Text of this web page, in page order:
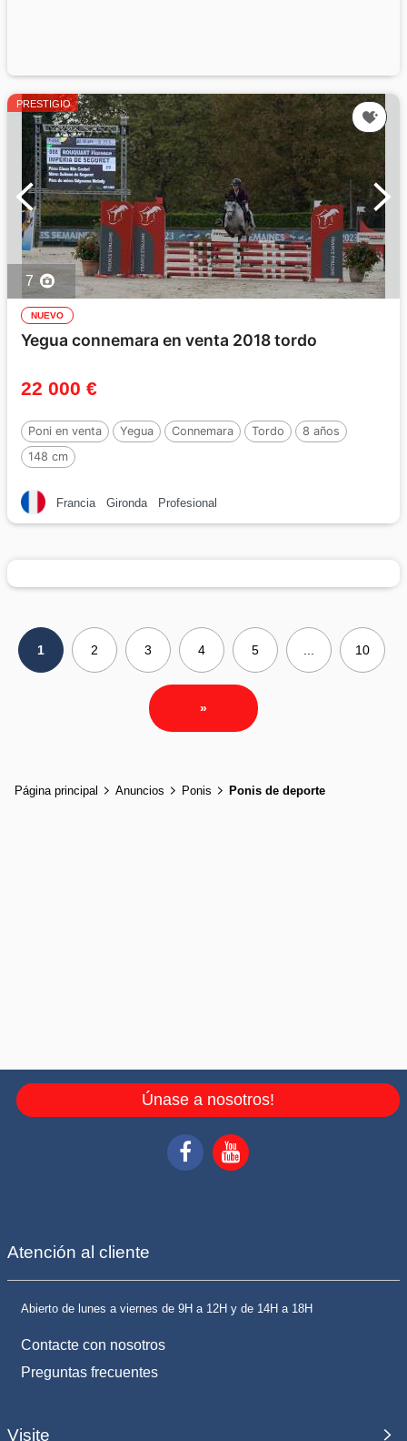
PRESTIGIO
7
NUEVO
Yegua connemara en venta 2018 tordo
22 000 €
Poni en venta Yegua Connemara Tordo
8 años
148 cm
Francia Gironda Profesional
1 2 3 4 5 10
»
Página principal Anuncios Ponis Ponis de deporte
Únase a nosotros!
Atención al cliente
Abierto de lunes a viernes de 9H a 12H y de 14H a 18H
Contacte con nosotros
Preguntas frecuentes
Visite